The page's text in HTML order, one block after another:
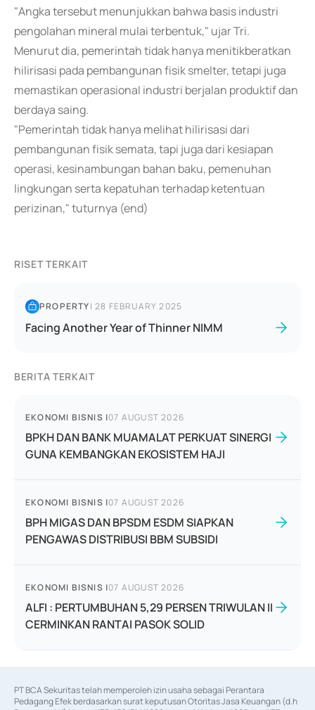
"Angka tersebut menunjukkan bahwa basis industri
pengolahan mineral mulai terbentuk," ujar Tri.
Menurut dia, pemerintah tidak hanya menitikberatkan
hilirisasi pada pembangunan fisik smelter, tetapi juga
memastikan operasional industri berjalan produktif dan
berdaya saing.
"Pemerintah tidak hanya melihat hilirisasi dari
pembangunan fisik semata, tapi juga dari kesiapan
operasi, kesinambungan bahan baku, pemenuhan
lingkungan serta kepatuhan terhadap ketentuan
perizinan," tuturnya (end)
RISET TERKAIT
PROPERTY|28 FEBRUARY 2025
Facing Another Year of Thinner NIMM
BERITA TERKAIT
EKONOMI BISNIS |07 AUGUST 2026
BPKH DAN BANK MUAMALAT PERKUAT SINERGI
GUNA KEMBANGKAN EKOSISTEM HAJI
EKONOMI BISNIS |07 AUGUST 2026
BPH MIGAS DAN BPSDM ESDM SIAPKAN
PENGAWAS DISTRIBUSI BBM SUBSIDI
EKONOMI BISNIS |07 AUGUST 2026
ALFI : PERTUMBUHAN 5,29 PERSEN TRIWULAN II
CERMINKAN RANTAI PASOK SOLID
PT BCA Sekuritas telah memperoleh izin usaha sebagai Perantara
Pedagang Efek berdasarkan surat keputusan Otoritas Jasa Keuangan (d.h